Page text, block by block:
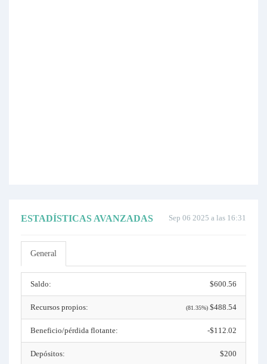
Sep 06 2025 a las 16:31
ESTADÍSTICAS AVANZADAS
General
Saldo: $600.56
Recursos propios: (81.35%) $488.54
Beneficio/pérdida flotante: -$112.02
Depósitos: $200